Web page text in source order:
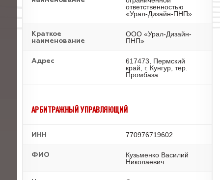
ответственностью
«Урал-Дизайн-ПНП»
Краткое
наименование
ООО «Урал-Дизайн-
ПНП»
Адрес
617473, Пермский
край, г. Кунгур, тер.
Промбаза
АРБИТРАЖНЫЙ УПРАВЛЯЮЩИЙ
ИНН 770976719602
ФИО
Кузьменко Василий
Николаевич